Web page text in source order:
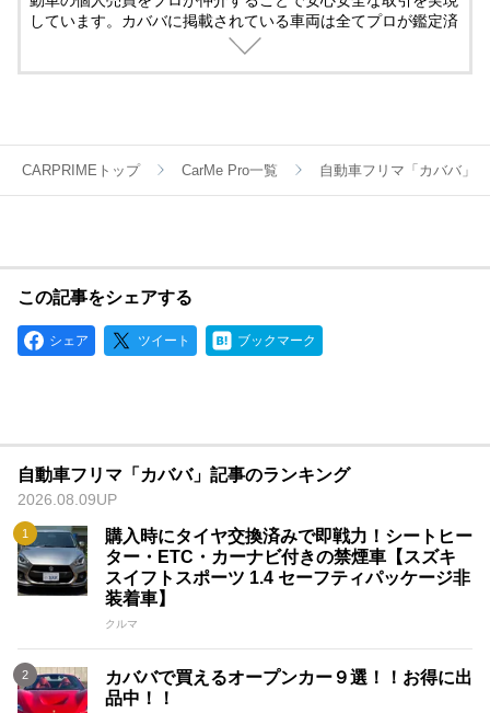
しています。カババに掲載されている車両は全てプロが鑑定済
CARPRIMEトップ CarMe Pro一覧 自動車フリマ「カババ」
この記事をシェアする
シェア ツイート ブックマーク
自動車フリマ「カババ」記事のランキング
2026.08.09UP
購入時にタイヤ交換済みで即戦力！シートヒー
ター・ETC・カーナビ付きの禁煙車【スズキ
スイフトスポーツ 1.4 セーフティパッケージ非
装着車】
クルマ
カババで買えるオープンカー９選！！お得に出
品中！！